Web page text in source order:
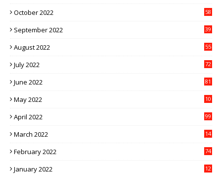
October 2022 58
September 2022 39
August 2022 55
July 2022 72
June 2022 81
May 2022
10
April 2022 99
March 2022
14
February 2022 74
January 2022
12